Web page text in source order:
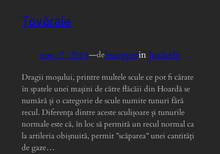
Țevăraie
nov. 7, 2014—deSweeperinJucărele
Dragii moșului, printre multele scule ce pot fi cărate
în spatele unei mașini de către flăcăii din Hoardă se
numără și o categorie de scule numite tunuri fără
recul. Diferența dintre aceste sculișoare și tunurile
normale este că, în loc să permită un recul normal ca
la artileria obișnuită, permit ”scăparea” unei cantități
de gaze…